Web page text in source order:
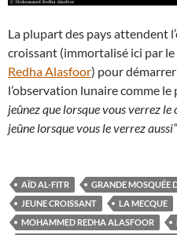
La plupart des pays attendent
croissant (immortalisé ici par
Redha Alasfoor) pour
l’observation lunaire comme
jeûnez que lorsque vous verrez
jeûne lorsque vous le verrez aussi”
AÏD AL-FITR GRANDE MOSQUÉE
JEUNE CROISSANT
LA MECQUE
MOHAMMED REDHA ALASFOOR